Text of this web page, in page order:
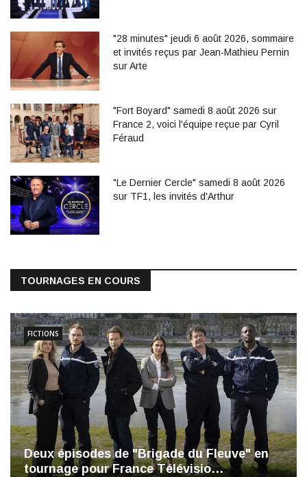
"28 minutes" jeudi 6 août 2026, sommaire
et invités reçus par Jean-Mathieu Pernin
sur Arte
"Fort Boyard" samedi 8 août 2026 sur
France 2, voici l'équipe reçue par Cyril
Féraud
"Le Dernier Cercle" samedi 8 août 2026
sur TF1, les invités d'Arthur
TOURNAGES EN COURS
Deux épisodes de "Brigade du Fleuve" en
tournage pour France Télévisio…
FICTIONS